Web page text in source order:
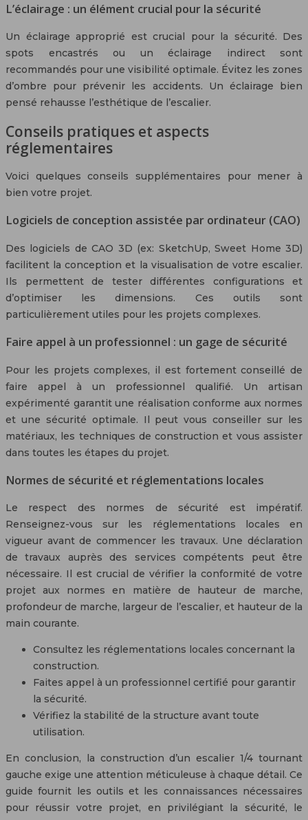
L’éclairage : un élément crucial pour la sécurité
Un éclairage approprié est crucial pour la sécurité. Des
spots encastrés ou un éclairage indirect sont
recommandés pour une visibilité optimale. Évitez les zones
d’ombre pour prévenir les accidents. Un éclairage bien
pensé rehausse l’esthétique de l’escalier.
Conseils pratiques et aspects
réglementaires
Voici quelques conseils supplémentaires pour mener à
bien votre projet.
Logiciels de conception assistée par ordinateur (CAO)
Des logiciels de CAO 3D (ex: SketchUp, Sweet Home 3D)
facilitent la conception et la visualisation de votre escalier.
Ils permettent de tester différentes configurations et
d’optimiser les dimensions. Ces outils sont
particulièrement utiles pour les projets complexes.
Faire appel à un professionnel : un gage de sécurité
Pour les projets complexes, il est fortement conseillé de
faire appel à un professionnel qualifié. Un artisan
expérimenté garantit une réalisation conforme aux normes
et une sécurité optimale. Il peut vous conseiller sur les
matériaux, les techniques de construction et vous assister
dans toutes les étapes du projet.
Normes de sécurité et réglementations locales
Le respect des normes de sécurité est impératif.
Renseignez-vous sur les réglementations locales en
vigueur avant de commencer les travaux. Une déclaration
de travaux auprès des services compétents peut être
nécessaire. Il est crucial de vérifier la conformité de votre
projet aux normes en matière de hauteur de marche,
profondeur de marche, largeur de l’escalier, et hauteur de la
main courante.
Consultez les réglementations locales concernant la
construction.
Faites appel à un professionnel certifié pour garantir
la sécurité.
Vérifiez la stabilité de la structure avant toute
utilisation.
En conclusion, la construction d’un escalier 1/4 tournant
gauche exige une attention méticuleuse à chaque détail. Ce
guide fournit les outils et les connaissances nécessaires
pour réussir votre projet, en privilégiant la sécurité, le